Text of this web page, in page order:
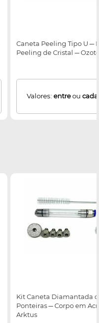
Caneta Peeling Tipo U ─
Peeling de Cristal ─
Valores: entreou
Kit Caneta Diamantada
Ponteiras ─ Corpo em
Arktus